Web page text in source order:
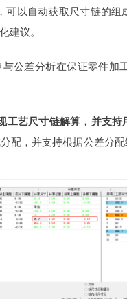
可以自动获取尺寸链的
建议。
公差分析在保证零件
工艺尺寸链解算，并支持
配，并支持根据公差分